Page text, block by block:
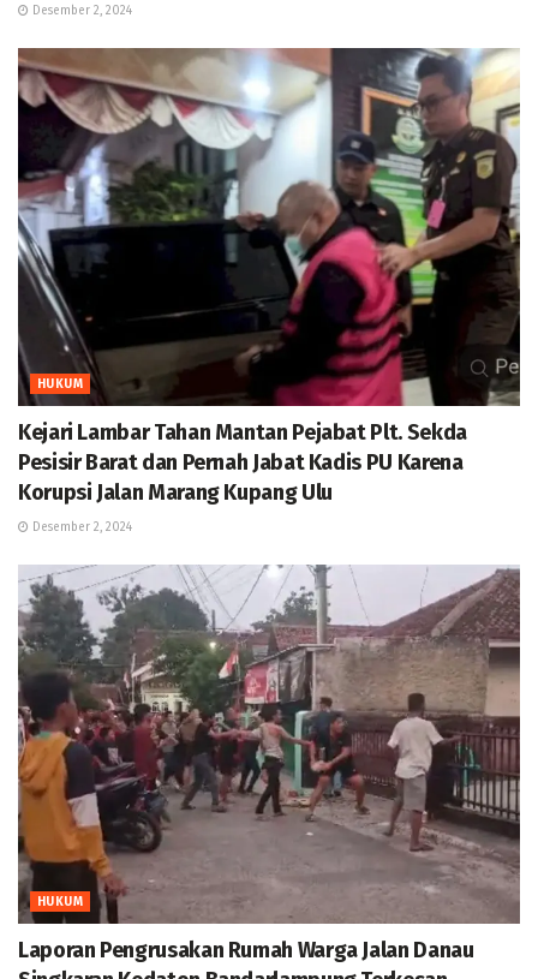
Desember 2, 2024
HUKUM
Kejari Lambar Tahan Mantan Pejabat Plt. Sekda
Pesisir Barat dan Pernah Jabat Kadis PU Karena
Korupsi Jalan Marang Kupang Ulu
Desember 2, 2024
HUKUM
Laporan Pengrusakan Rumah Warga Jalan Danau